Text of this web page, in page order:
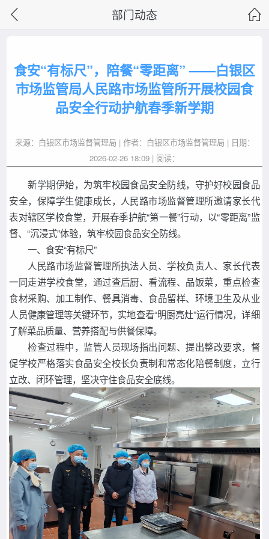
部门动态
食安“有标尺”，陪餐“零距离” ——白银区
市场监管局人民路市场监管所开展校园食
品安全行动护航春季新学期
来源：白银区市场监督管理局 | 作者：白银区市场监督管理局 | 日期：
2026-02-26 18:09 | 阅读：
新学期伊始，为筑牢校园食品安全防线，守护好校园食品
安全，保障学生健康成长，人民路市场监督管理所邀请家长代
表对辖区学校食堂，开展春季护航“第一餐”行动，以“零距离”监
督、“沉浸式”体验，筑牢校园食品安全防线。
一、食安“有标尺”
人民路市场监督管理所执法人员、学校负责人、家长代表
一同走进学校食堂，通过查后厨、看流程、品饭菜，重点检查
食材采购、加工制作、餐具消毒、食品留样、环境卫生及从业
人员健康管理等关键环节，实地查看“明厨亮灶”运行情况，详细
了解菜品质量、营养搭配与供餐保障。
检查过程中，监管人员现场指出问题、提出整改要求，督
促学校严格落实食品安全校长负责制和常态化陪餐制度，立行
立改、闭环管理，坚决守住食品安全底线。